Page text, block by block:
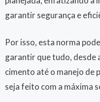
garantir segurança e
Por isso, esta norma
garantir que tudo, desde
cimento até o manejo de
seja feito com a máxima